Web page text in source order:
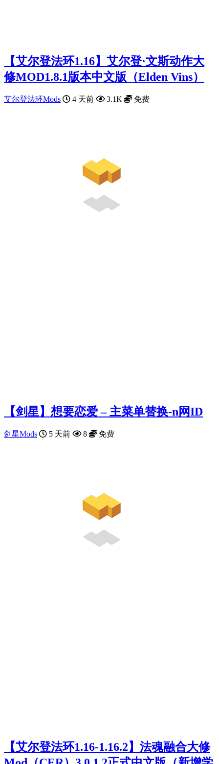
【艾尔登法环1.16】艾尔登·文斯动作大
修MOD1.8.1版本中文版（Elden Vins）
艾尔登法环Mods 4 天前 3.1K 免费
【剑星】想要恋爱 – 主菜单替换-n网ID
剑星Mods 5 天前 8 免费
【艾尔登法环1.16-1.16.2】法魂融合大修